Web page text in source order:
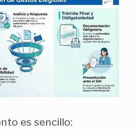
es sencillo: